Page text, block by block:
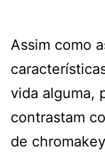
Assim como
vida alguma,
contrastam
de